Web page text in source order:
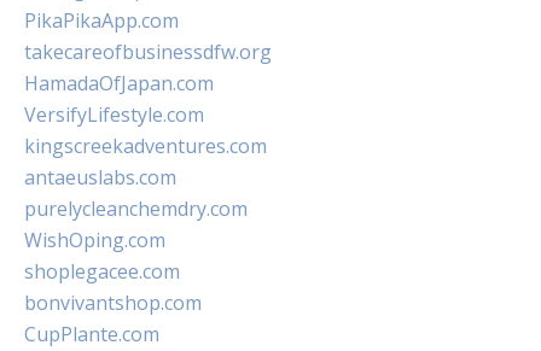
PikaPikaApp.com
takecareofbusinessdfw.org
HamadaOfJapan.com
VersifyLifestyle.com
kingscreekadventures.com
antaeuslabs.com
purelycleanchemdry.com
WishOping.com
shoplegacee.com
bonvivantshop.com
CupPlante.com